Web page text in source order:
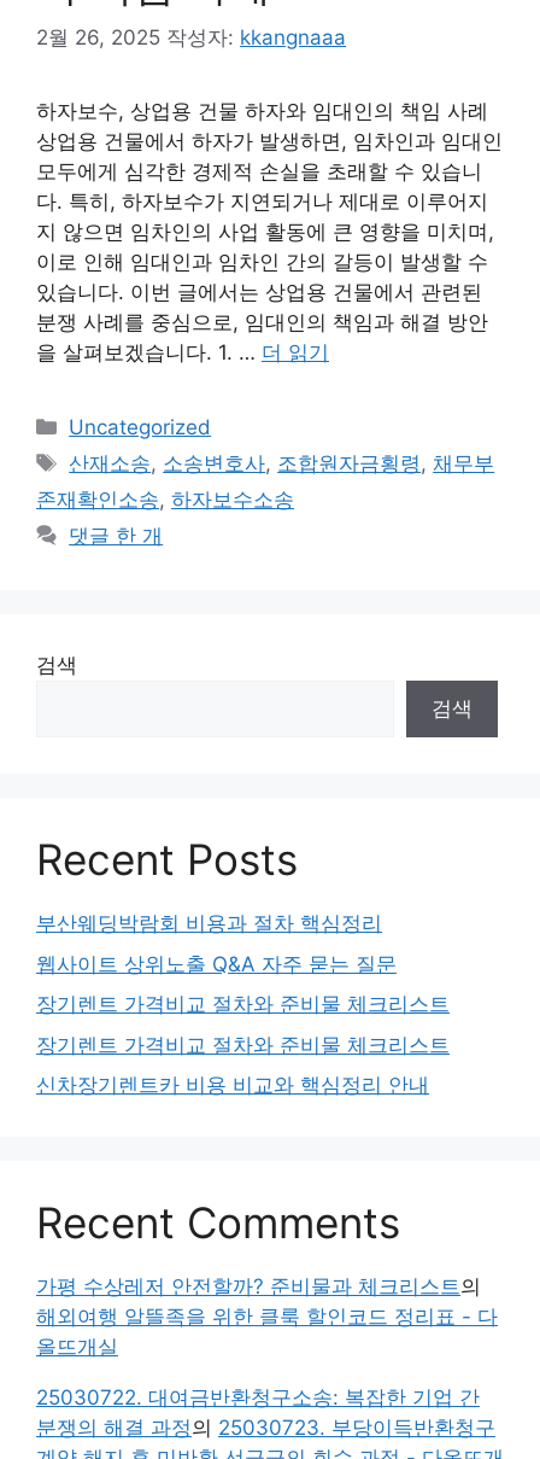
2월 26, 2025 작성자: kkangnaaa
하자보수, 상업용 건물 하자와 임대인의 책임 사례
상업용 건물에서 하자가 발생하면, 임차인과 임대인
모두에게 심각한 경제적 손실을 초래할 수 있습니
다. 특히, 하자보수가 지연되거나 제대로 이루어지
지 않으면 임차인의 사업 활동에 큰 영향을 미치며,
이로 인해 임대인과 임차인 간의 갈등이 발생할 수
있습니다. 이번 글에서는 상업용 건물에서 관련된
분쟁 사례를 중심으로, 임대인의 책임과 해결 방안
을 살펴보겠습니다. 1. … 더 읽기
카
테
리
Uncategorized
태
그
산재소송, 소송변호사, 조합원자금횡령,채무부
존재확인소송, 하자보수소송
댓글 한 개
검색
검색
Recent Posts
부산웨딩박람회 비용과 절차 핵심정리
웹사이트 상위노출 Q&A 자주 묻는 질문
장기렌트 가격비교 절차와 준비물 체크리스트
장기렌트 가격비교 절차와 준비물 체크리스트
신차장기렌트카 비용 비교와 핵심정리 안내
Recent Comments
가평 수상레저 안전할까? 준비물과 체크리스트의
해외여행 알뜰족을 위한 클룩 할인코드 정리표 - 다
올뜨개실
25030722. 대여금반환청구소송: 복잡한 기업 간
분쟁의 해결 과정의 25030723. 부당이득반환청구